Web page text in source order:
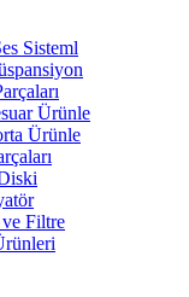
Sisteml
Ürünle
Ürünle
Filtre